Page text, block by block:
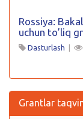
Rossiya:
uchun to’liq
Dasturlash
Grantlar